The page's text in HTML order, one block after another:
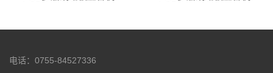
电话：0755-84527336